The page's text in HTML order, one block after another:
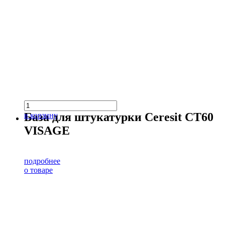
в корзину
База для штукатурки Ceresit CT60
VISAGE
подробнее
о товаре